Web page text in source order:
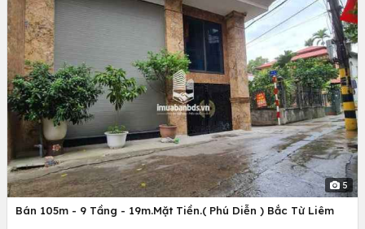
5
Bán 105m - 9 Tầng - 19m.Mặt Tiền.( Phú Diễn ) Bắc Từ Liêm